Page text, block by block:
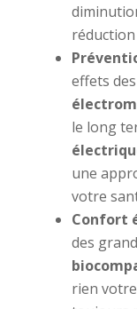
effets des
le long
une
votre
Confort
des
rien